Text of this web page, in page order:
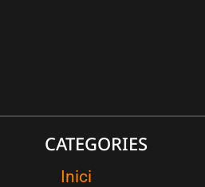
CATEGORIES
Inici